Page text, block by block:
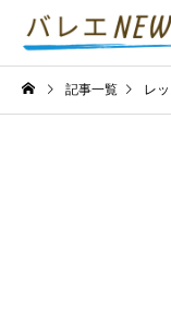
記事一覧 レ